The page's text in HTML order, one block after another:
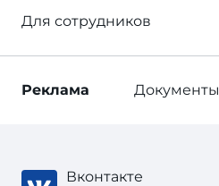
Для сотрудников
Реклама Документы
Вконтакте